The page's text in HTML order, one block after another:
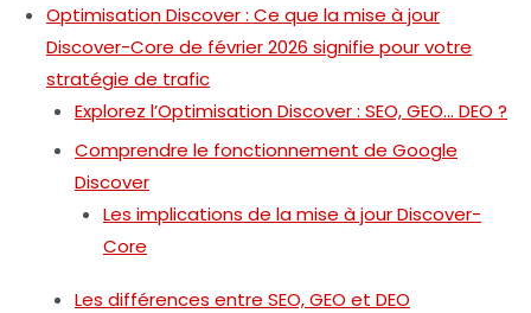
Optimisation Discover : Ce que la mise à jour
Discover-Core de février 2026 signifie pour votre
stratégie de trafic
Explorez l’Optimisation Discover : SEO, GEO… DEO ?
Comprendre le fonctionnement de Google
Discover
Les implications de la mise à jour Discover-
Core
Les différences entre SEO, GEO et DEO